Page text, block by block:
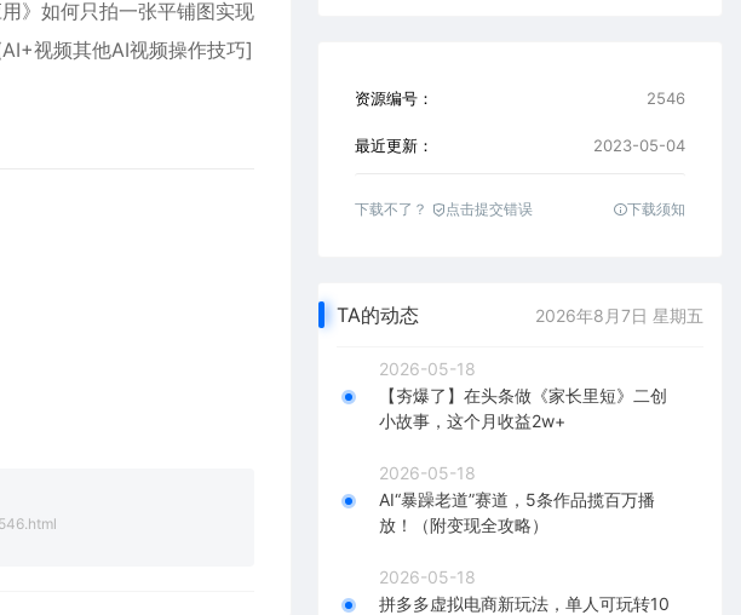
》如何只拍一张平铺图实现
视频其他AI视频操作技巧]
资源编号： 2546
最近更新： 2023-05-04
下载不了？ 点击提交错误 下载须知
TA的动态 2026年8月7日 星期五
2026-05-18
【夯爆了】在头条做《家长里短》二创
小故事，这个月收益2w+
2026-05-18
AI“暴躁老道”赛道，5条作品揽百万播
放！（附变现全攻略）
2026-05-18
拼多多虚拟电商新玩法，单人可玩转10